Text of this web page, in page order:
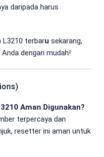
daripada harus
L3210 terbaru sekarang,
dengan mudah!
Aman Digunakan?
terpercaya dan
resetter ini aman untuk